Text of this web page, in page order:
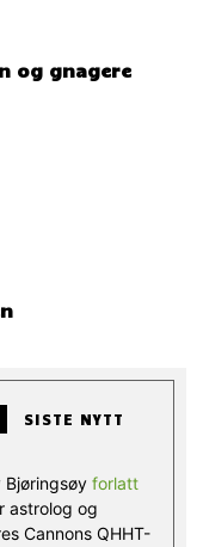
og gnagere
SISTE NYTT
Bjøringsøyforlatt
astrolog og
Cannons QHHT-